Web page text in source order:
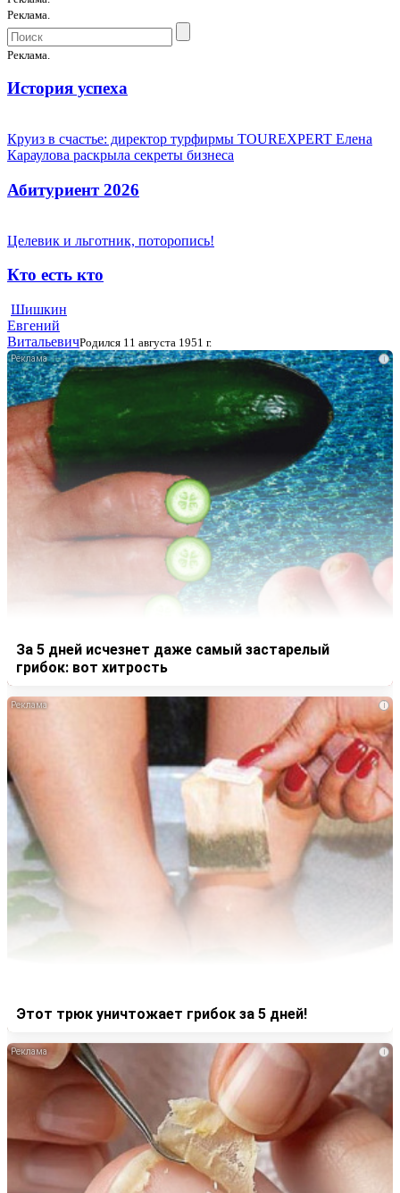
Реклама.
Реклама.
История успеха
Круиз в счастье: директор турфирмы TOUREXPERT Елена
Караулова раскрыла секреты бизнеса
Абитуриент 2026
Целевик и льготник, поторопись!
Кто есть кто
Шишкин
Евгений
ВитальевичРодился 11 августа 1951 г.
i
За 5 дней исчезнет даже самый застарелый
грибок: вот хитрость
i
Этот трюк уничтожает грибок за 5 дней!
i